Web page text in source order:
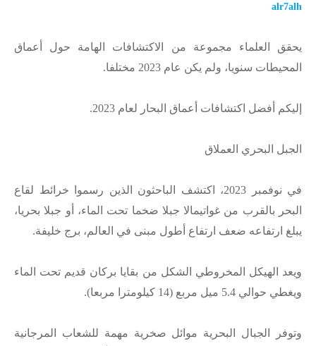
alr7alh
يحقق العلماء مجموعة من الاكتشافات الهامة حول أعماق
المحيطات سنويا، ولم يكن عام 2023 مختلفا.
إليكم أفضل اكتشافات أعماق البحار لعام 2023.
الجبل البحري العملاق
في نوفمبر 2023، اكتشف الباحثون الذين رسموا خرائط لقاع
البحر بالقرب من غواتيمالا جبلا ضخما تحت الماء، أو جبلا بحريا،
يبلغ ارتفاعه ضعف ارتفاع أطول مبنى في العالم، برج خليفة.
ويعد الهيكل المخروطي الشكل من بقايا بركان قديم تحت الماء
ويغطي حوالي 5.4 ميل مربع (14 كيلومترا مربعا).
وتوفر الجبال البحرية موائل صخرية مهمة للشعاب المرجانية